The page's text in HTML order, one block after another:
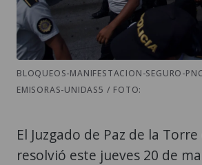
BLOQUEOS-MANIFESTACION-SEGURO-
EMISORAS-UNIDAS5 / FOTO:
El Juzgado de Paz de la
resolvió este jueves 20 de